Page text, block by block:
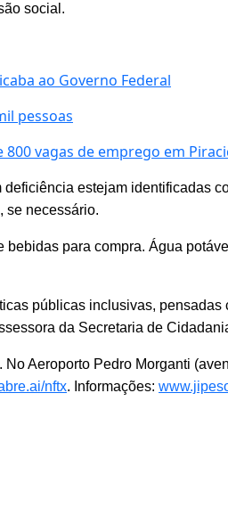
social.
ao Governo Federal
pessoas
vagas de emprego em
estejam identificadas
se necessário.
para compra. Água
públicas inclusivas,
da Secretaria de
No Aeroporto Pedro Morganti
nftx. Informações: